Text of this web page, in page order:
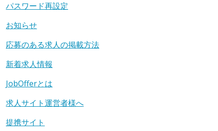
パスワード再設定
お知らせ
応募のある求人の掲載方法
新着求人情報
JobOfferとは
求人サイト運営者様へ
提携サイト